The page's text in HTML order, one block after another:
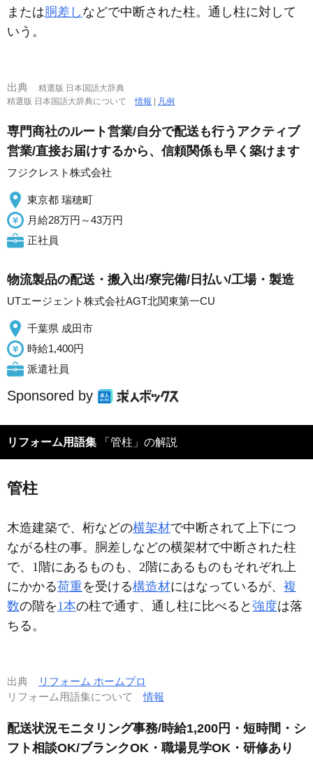
または胴差し などで中断された柱。通し柱に対して
いう。
出典
精選版 日本国語大辞典
精選版 日本国語大辞典について情報 凡例
専門商社のルート営業/自分で配送も行うアクティブ
営業/直接お届けするから、信頼関係も早く築けます
フジクレスト株式会社
東京都 瑞穂町
月給28万円～43万円
正社員
物流製品の配送・搬入出/寮完備/日払い/工場・製造
UTエージェント株式会社AGT北関東第一CU
千葉県 成田市
時給1,400円
派遣社員
Sponsored by
リフォーム用語集 「管柱」の解説
管柱
木造建築で、桁などの横架材で中断されて上下につ
ながる柱の事。胴差しなどの横架材で中断された柱
で、1階にあるものも、2階にあるものもそれぞれ上
にかかる荷重を受ける構造材にはなっているが、 複
数の階を1本の柱で通す、通し柱に比べると 強度は落
ちる。
出典
リフォーム ホームプロ
リフォーム用語集について情報
配送状況モニタリング事務/時給1,200円・短時間・シ
フト相談OK/ブランクOK・職場見学OK・研修あり